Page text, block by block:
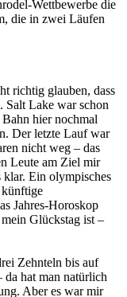
Wettbewerbe die
die in zwei Läufen
richtig glauben, dass
Salt Lake war schon
Bahn hier nochmal
Der letzte Lauf war
nicht weg – das
Leute am Ziel mir
klar. Ein olympisches
Jahres-Horoskop
Glückstag ist –
Zehnteln bis auf
da hat man natürlich
Aber es war mir